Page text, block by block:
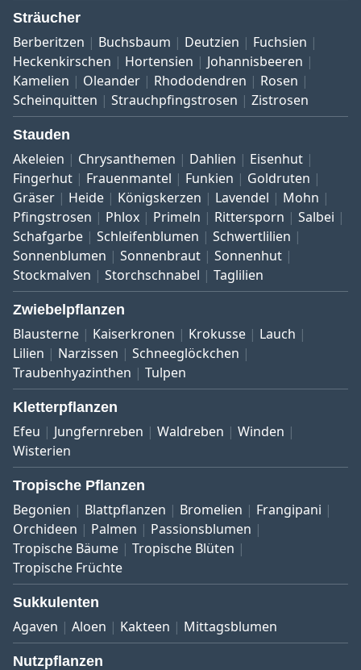
Sträucher
Berberitzen Buchsbaum Deutzien
Fuchsien
Heckenkirschen
Hortensien
Johannisbeeren
Kamelien
Oleander Rhododendren
Rosen
Scheinquitten
Strauchpfingstrosen Zistrosen
Stauden
Akeleien Chrysanthemen Dahlien
Eisenhut
Fingerhut
Frauenmantel Funkien
Goldruten
Gräser
Heide Königskerzen Lavendel
Mohn
Pfingstrosen
Phlox Primeln Rittersporn
Salbei
Schafgarbe
Schleifenblumen
Schwertlilien
Sonnenblumen
Sonnenbraut
Sonnenhut
Stockmalven
Storchschnabel Taglilien
Zwiebelpflanzen
Blausterne Kaiserkronen Krokusse
Lauch
Lilien
Narzissen
Schneeglöckchen
Traubenhyazinthen
Tulpen
Kletterpflanzen
Efeu Jungfernreben Waldreben
Winden
Wisterien
Tropische Pflanzen
Begonien Blattpflanzen Bromelien
Frangipani
Orchideen
Palmen
Passionsblumen
Tropische Bäume
Tropische Blüten
Tropische Früchte
Sukkulenten
Agaven Aloen Kakteen Mittagsblumen
Nutzpflanzen